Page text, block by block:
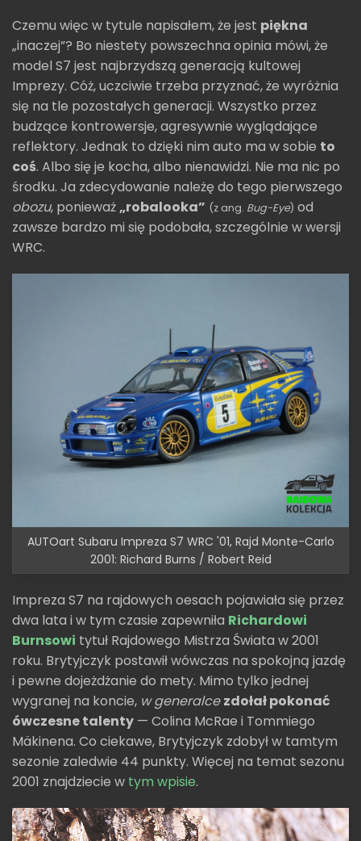
Czemu więc w tytule napisałem, że jest piękna
„inaczej”? Bo niestety powszechna opinia mówi, że
model S7 jest najbrzydszą generacją kultowej
Imprezy. Cóż, uczciwie trzeba przyznać, że wyróżnia
się na tle pozostałych generacji. Wszystko przez
budzące kontrowersje, agresywnie wyglądające
reflektory. Jednak to dzięki nim auto ma w sobie to
coś. Albo się je kocha, albo nienawidzi. Nie ma nic po
środku. Ja zdecydowanie należę do tego pierwszego
obozu, ponieważ„robalooka” (z ang. Bug-Eye) od
zawsze bardzo mi się podobała, szczególnie w wersji
WRC.
AUTOart Subaru Impreza S7 WRC '01, Rajd Monte-Carlo
2001: Richard Burns / Robert Reid
Impreza S7 na rajdowych oesach pojawiała się przez
dwa lata i w tym czasie zapewniła Richardowi
Burnsowi tytuł Rajdowego Mistrza Świata w 2001
roku. Brytyjczyk postawił wówczas na spokojną jazdę
i pewne dojeżdżanie do mety. Mimo tylko jednej
wygranej na koncie, w generalce zdołał pokonać
ówczesne talenty — Colina McRae i Tommiego
Mäkinena. Co ciekawe, Brytyjczyk zdobył w tamtym
sezonie zaledwie 44 punkty. Więcej na temat sezonu
2001 znajdziecie w tym wpisie.